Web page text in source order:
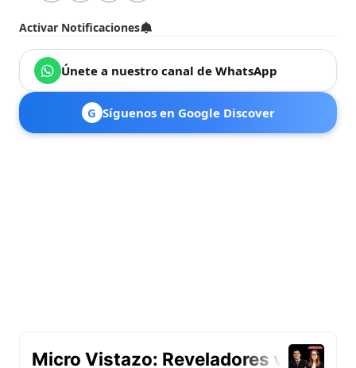
Activar Notificaciones
Únete a nuestro canal de WhatsApp
G Síguenos en Google Discover